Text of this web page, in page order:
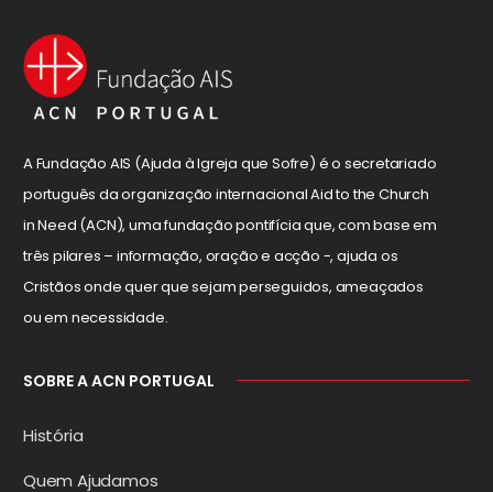
A Fundação AIS (Ajuda à Igreja que Sofre) é o secretariado
português da organização internacional Aid to the Church
in Need (ACN), uma fundação pontifícia que, com base em
três pilares – informação, oração e acção -, ajuda os
Cristãos onde quer que sejam perseguidos, ameaçados
ou em necessidade.
SOBRE A ACN PORTUGAL
História
Quem Ajudamos